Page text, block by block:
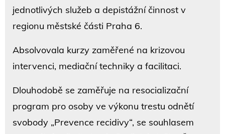
jednotlivých služeb a depistážní činnost v
regionu městské části Praha 6.
Absolvovala kurzy zaměřené na krizovou
intervenci, mediační techniky a facilitaci.
Dlouhodobě se zaměřuje na resocializační
program pro osoby ve výkonu trestu odnětí
svobody „Prevence recidivy“, se souhlasem